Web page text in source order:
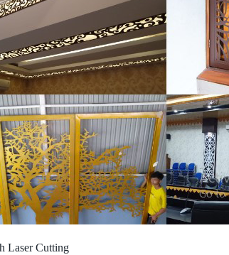
Laser Cutting